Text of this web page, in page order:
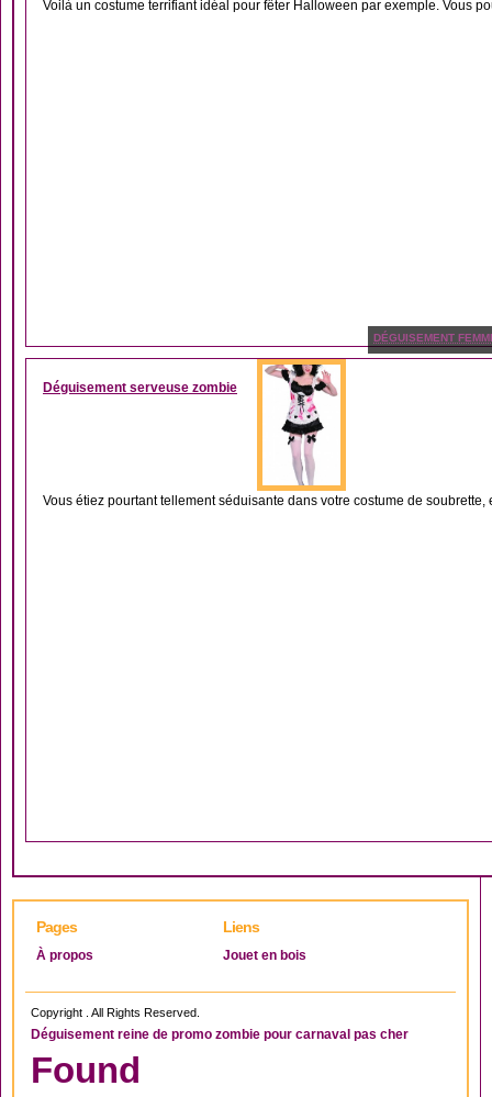
Voilà un costume terrifiant idéal pour fêter Halloween par exemple. Vous
DÉGUISEMENT
Déguisement serveuse zombie
Vous étiez pourtant tellement séduisante dans votre costume de soubrette,
Pages
À propos
Liens
Jouet en bois
Copyright . All Rights Reserved.
Déguisement reine de promo zombie pour carnaval pas cher
Found